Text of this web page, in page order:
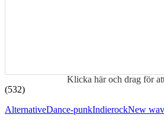
Klicka här och drag för
(532)
AlternativeDance-punkIndierockNew